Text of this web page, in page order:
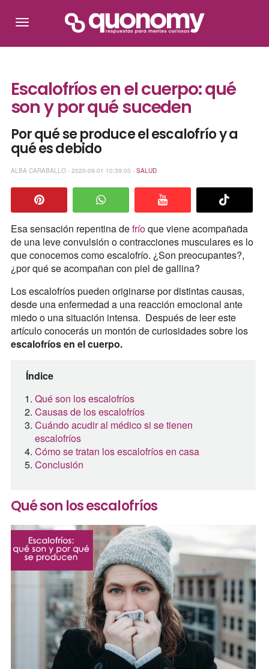
Escalofríos en el cuerpo: qué
son y por qué suceden
Por qué se produce el escalofrío y a
qué es debido
ALBA CARABALLO - 2020-09-01 10:39:00 - SALUD
Esa sensación repentina defríoque viene acompañada
de una leve convulsión o contracciones musculares es lo
que conocemos como escalofrío. ¿Son preocupantes?,
¿por qué se acompañan con piel de gallina?
Los escalofríos pueden originarse por distintas causas,
desde una enfermedad a una reacción emocional ante
miedo o una situación intensa. Después de leer este
artículo conocerás un montón de curiosidades sobre los
escalofríos en el cuerpo.
Índice
Qué son los escalofríos
Causas de los escalofríos
Cuándo acudir al médico si se tienen
escalofríos
Cómo se tratan los escalofríos en casa
Conclusión
Qué son los escalofríos